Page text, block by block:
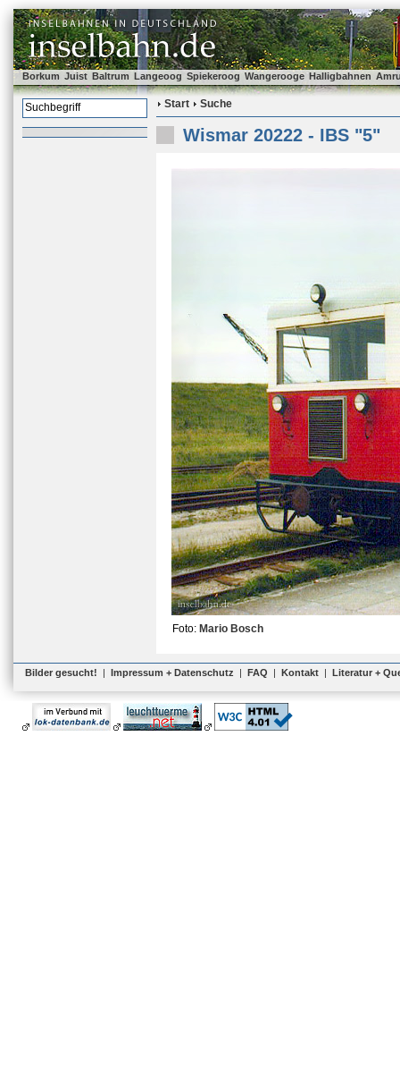
Borkum Juist Baltrum Langeoog Spiekeroog Wangerooge Halligbahnen
Start Suche
Wismar 20222 - IBS "5"
Foto: Mario Bosch
Bilder gesucht! | Impressum + Datenschutz | FAQ | Kontakt | Literatur +